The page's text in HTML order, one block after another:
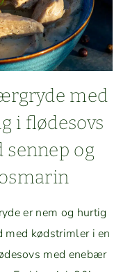
med
i flødes­ovs
sen­nep og
er nem og hur­tig
med kød­strim­ler i en
med enebær